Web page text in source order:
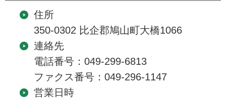
住所
350-0302 比企郡鳩山町大橋1066
連絡先
電話番号：049-299-6813
ファクス番号：049-296-1147
営業日時